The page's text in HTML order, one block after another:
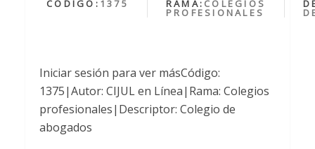
CÓDIGO: 1375 RAMA: COLEGIOS
PROFESIONALES
Iniciar sesión para ver másCódigo:
1375|Autor: CIJUL en Línea|Rama: Colegios
profesionales|Descriptor: Colegio de
abogados